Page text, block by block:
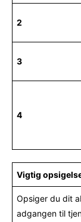
2
3
4
Vigtig
Opsiger du dit
adgangen til